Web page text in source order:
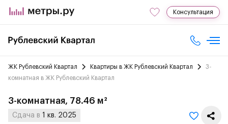
Консультация
ЖК Рублевский Квартал Квартиры в ЖК Рублевский Квартал
3-
комнатная в ЖК Рублевский Квартал
3-комнатная, 78.46 м²
Сдача в 1 кв. 2025